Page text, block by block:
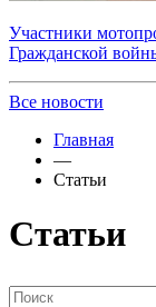
Участники
Гражданской
Все новости
Главная
—
Статьи
Статьи